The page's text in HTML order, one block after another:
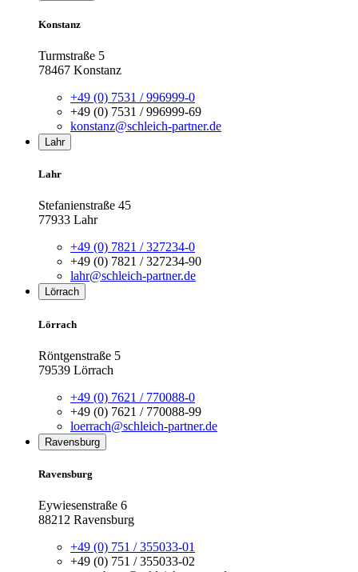
Konstanz
Turmstraße 5
78467 Konstanz
+49 (0) 7531 / 996999-0
+49 (0) 7531 / 996999-69
konstanz@schleich-partner.de
Lahr
Lahr
Stefanienstraße 45
77933 Lahr
+49 (0) 7821 / 327234-0
+49 (0) 7821 / 327234-90
lahr@schleich-partner.de
Lörrach
Lörrach
Röntgenstraße 5
79539 Lörrach
+49 (0) 7621 / 770088-0
+49 (0) 7621 / 770088-99
loerrach@schleich-partner.de
Ravensburg
Ravensburg
Eywiesenstraße 6
88212 Ravensburg
+49 (0) 751 / 355033-01
+49 (0) 751 / 355033-02